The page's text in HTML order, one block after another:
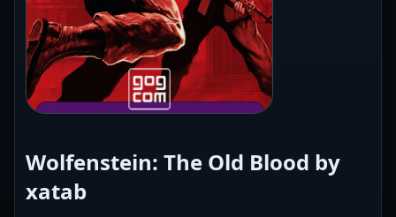
Wolfenstein: The Old Blood by
xatab